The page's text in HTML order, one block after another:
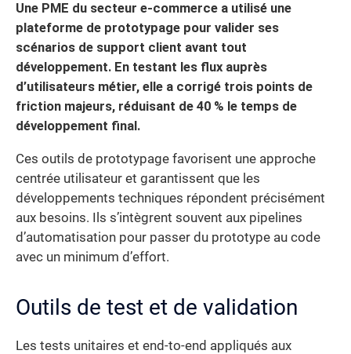
Une PME du secteur e-commerce a utilisé une
plateforme de prototypage pour valider ses
scénarios de support client avant tout
développement. En testant les flux auprès
d’utilisateurs métier, elle a corrigé trois points de
friction majeurs, réduisant de 40 % le temps de
développement final.
Ces outils de prototypage favorisent une approche
centrée utilisateur et garantissent que les
développements techniques répondent précisément
aux besoins. Ils s’intègrent souvent aux pipelines
d’automatisation pour passer du prototype au code
avec un minimum d’effort.
Outils de test et de validation
Les tests unitaires et end-to-end appliqués aux